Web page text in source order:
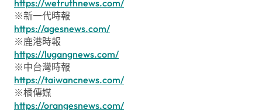
https://wetruthnews.com/
※新一代時報
https://agesnews.com/
※鹿港時報
https://lugangnews.com/
※中台灣時報
https://taiwancnews.com/
※橘傳媒
https://orangesnews.com/